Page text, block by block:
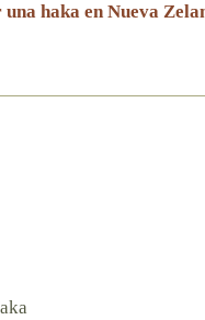
una haka en Nueva